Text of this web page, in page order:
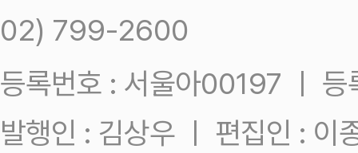
02) 799-2600
등록번호 : 서울아00197 ㅣ
발행인 : 김상우 ㅣ 편집인 : 이